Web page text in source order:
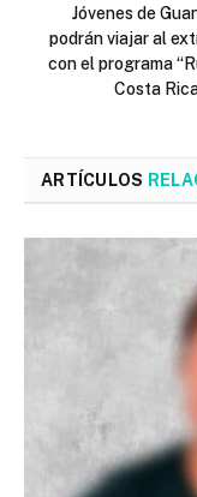
Jóvenes de
podrán viajar al
con el programa
Costa
ARTÍCULOS